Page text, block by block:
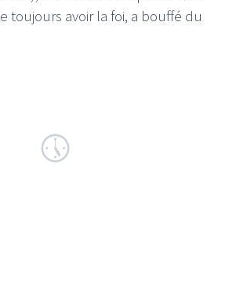
toujours avoir la foi, a bouffé du